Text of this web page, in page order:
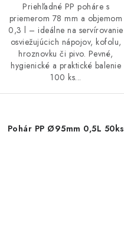
Priehľadné PP poháre s
priemerom 78 mm a objemom
0,3 l – ideálne na servírovanie
osviežujúcich nápojov, kofolu,
hroznovku či pivo. Pevné,
hygienické a praktické balenie
100 ks...
Pohár PP Ø95mm 0,5L 50ks